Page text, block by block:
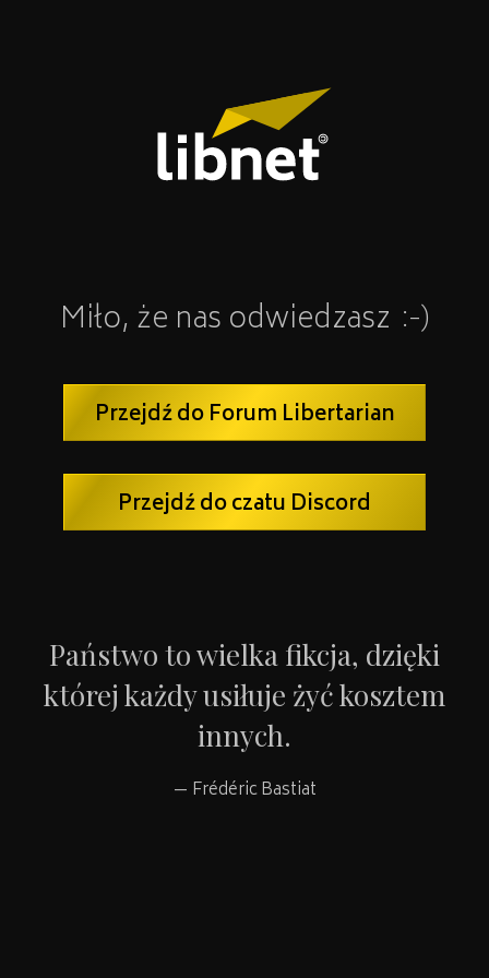
Miło, że nas odwiedzasz :-)
Przejdź do Forum Libertarian
Przejdź do czatu Discord
Państwo to wielka fikcja, dzięki
której każdy usiłuje żyć kosztem
innych.
Frédéric Bastiat